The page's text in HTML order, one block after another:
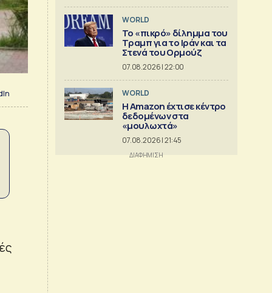
WORLD
Το «πικρό» δίλημμα του
Τραμπ για το Ιράν και τα
Στενά του Ορμούζ
07.08.2026 | 22:00
WORLD
Η Amazon έχτισε κέντρο
δεδομένων στα
«μουλωχτά»
07.08.2026 | 21:45